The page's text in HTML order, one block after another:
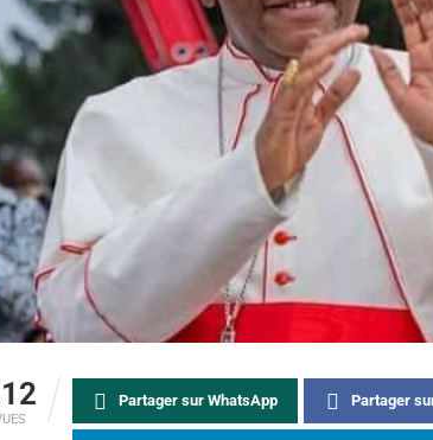
Partager sur WhatsApp Partager